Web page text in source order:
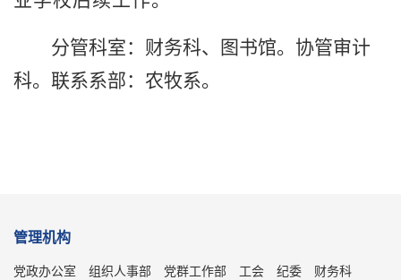
分管科室：财务科、 图书馆。 协管审计
科。 联系系部：农牧系。
管理机构
党政办公室 组织人事部 党群工作部 工会 纪委
财务科